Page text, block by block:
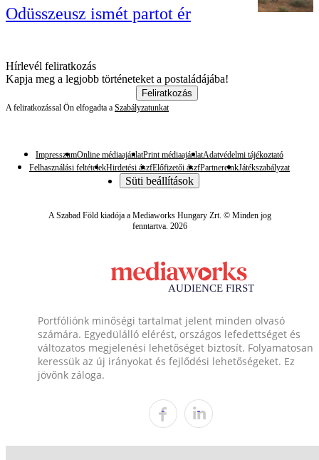
Odüsszeusz ismét partot ér
Hírlevél feliratkozás
Kapja meg a legjobb történeteket a postaládájába!
Feliratkozás
A feliratkozással Ön elfogadta a Szabályzatunkat
ImpresszumOnline médiaajánlatPrint médiaajánlatAdatvédelmi tájékoztató
Felhasználási feltételekHirdetési ászfElőfizetői ászfPartnereinkJátékszabályzat
Süti beállítások
A Szabad Föld kiadója a Mediaworks Hungary Zrt. © Minden jog
fenntartva. 2026
Portfóliónk minőségi tartalmat jelent minden olvasó
számára. Egyedülálló elérést, országos lefedettséget és
változatos megjelenési lehetőséget biztosít. Folyamatosan
keressük az új irányokat és fejlődési lehetőségeket. Ez
jövőnk záloga.